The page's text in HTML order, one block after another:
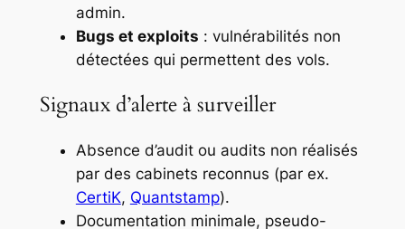
admin.
Bugs et exploits : vulnérabilités non
détectées qui permettent des vols.
Signaux d’alerte à surveiller
Absence d’audit ou audits non réalisés
par des cabinets reconnus (par ex.
CertiK, Quantstamp).
Documentation minimale, pseudo-